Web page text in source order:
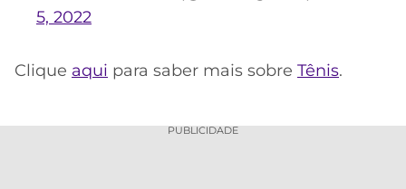
5, 2022
Clique aqui para saber mais sobre Tênis.
PUBLICIDADE